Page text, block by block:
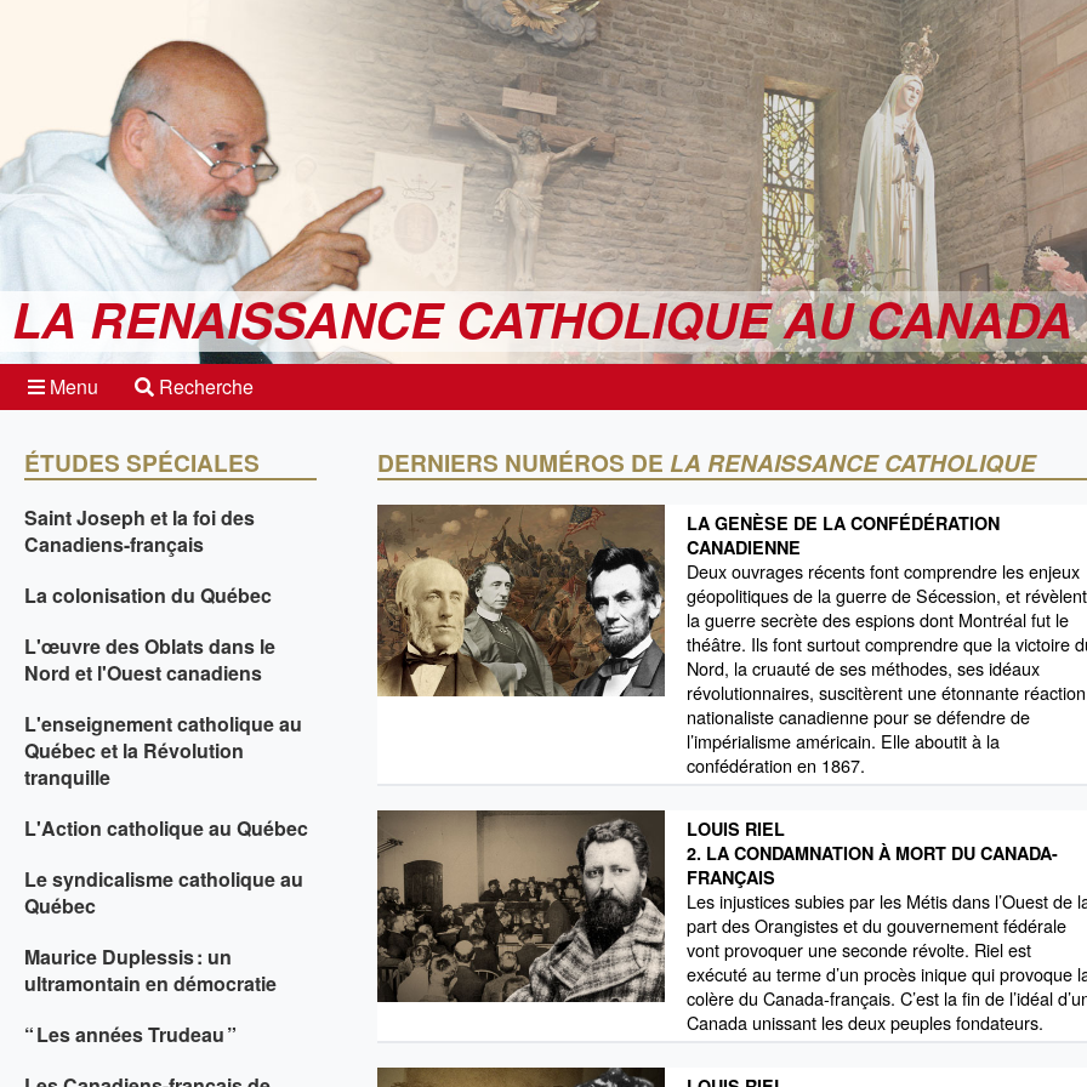
LA RENAISSANCE CATHOLIQUE AU CANADA
Menu Recherche
ÉTUDES SPÉCIALES
Saint Joseph et la foi des
Canadiens-français
La colonisation du Québec
L'œuvre des Oblats dans le
Nord et l'Ouest canadiens
L'enseignement catholique au
Québec et la Révolution
tranquille
L'Action catholique au Québec
Le syndicalisme catholique au
Québec
Maurice Duplessis : un
ultramontain en démocratie
“ Les années Trudeau ”
DERNIERS NUMÉROS DE LA RENAISSANCE CATHOLIQUE
LA GENÈSE DE LA CONFÉDÉRATION
CANADIENNE
Deux ouvrages récents font comprendre les enjeux
géopolitiques de la guerre de Sécession, et révèlent
la guerre secrète des espions dont Montréal fut le
théâtre. Ils font surtout comprendre que la victoire
Nord, la cruauté de ses méthodes, ses idéaux
révolutionnaires, suscitèrent une étonnante réaction
nationaliste canadienne pour se défendre de
l’impérialisme américain. Elle aboutit à la
confédération en 1867.
LOUIS RIEL
2. LA CONDAMNATION À MORT DU CANADA-
FRANÇAIS
Les injustices subies par les Métis dans l’Ouest de
part des Orangistes et du gouvernement fédérale
vont provoquer une seconde révolte. Riel est
exécuté au terme d’un procès inique qui provoque
colère du Canada-français. C’est la fin de l’idéal
Canada unissant les deux peuples fondateurs.